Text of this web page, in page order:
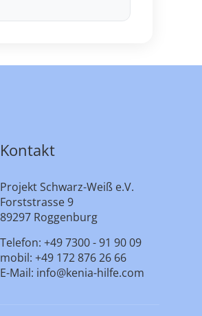
Kontakt
Projekt Schwarz-Weiß e.V.
Forststrasse 9
89297 Roggenburg
Telefon: +49 7300 - 91 90 09
mobil: +49 172 876 26 66
E-Mail: info@kenia-hilfe.com